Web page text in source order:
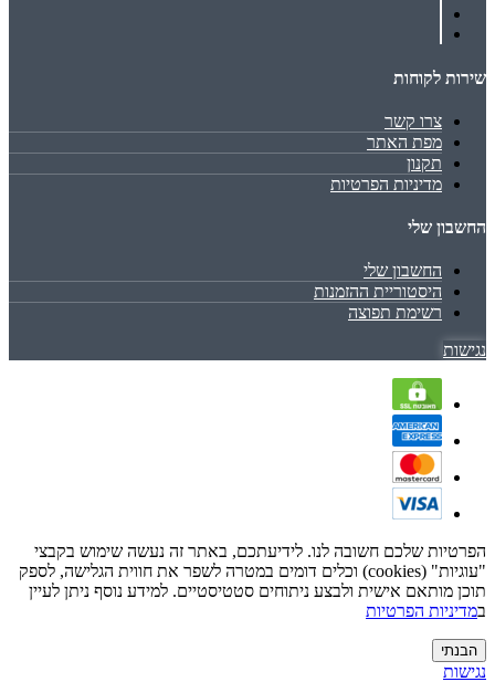
שירות לקוחות
צרו קשר
מפת האתר
תקנון
מדיניות הפרטיות
החשבון שלי
החשבון שלי
היסטוריית ההזמנות
רשימת תפוצה
נגישות
הפרטיות שלכם חשובה לנו. לידיעתכם, באתר זה נעשה שימוש בקבצי
"עוגיות" (cookies) וכלים דומים במטרה לשפר את חווית הגלישה, לספק
תוכן מותאם אישית ולבצע ניתוחים סטטיסטיים. למידע נוסף ניתן לעיין
במדיניות הפרטיות
הבנתי
נגישות